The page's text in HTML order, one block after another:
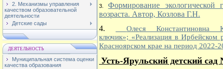
2. Механизмы управления
качеством образовательной
деятельности
Детские сады
ДЕЯТЕЛЬНОСТЬ
Муниципальная система оценки
качества образования
3.Формирование экологической
возраста. Автор, Козлова Г.Н.
4.
Олеся Константиновна
ключик»; «Реализация в Ирбейском
Красноярском крае на период 2022-
Усть-Ярульский детский